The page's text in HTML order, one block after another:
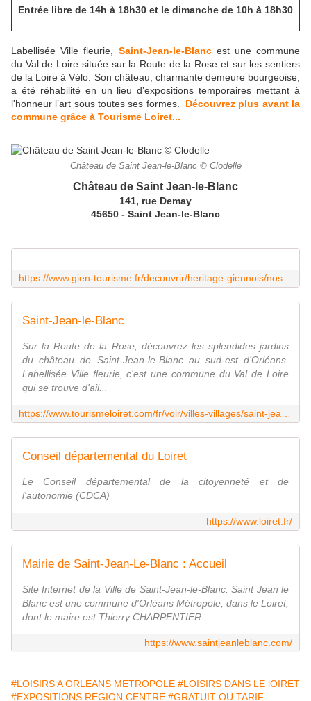
Entrée libre de 14h à 18h30 et le dimanche de 10h à 18h30
Labellisée Ville fleurie, Saint-Jean-le-Blanc est une commune
du Val de Loire située sur la Route de la Rose et sur les sentiers
de la Loire à Vélo. Son château, charmante demeure bourgeoise,
a été réhabilité en un lieu d’expositions temporaires mettant à
l'honneur l’art sous toutes ses formes. Découvrez plus avant la
commune grâce à Tourisme Loiret...
Château de Saint Jean-le-Blanc © Clodelle
Château de Saint Jean-le-Blanc
141, rue Demay
45650 - Saint Jean-le-Blanc
Saint-Jean-le-Blanc
Sur la Route de la Rose, découvrez les splendides jardins
du château de Saint-Jean-le-Blanc au sud-est d'Orléans.
Labellisée Ville fleurie, c'est une commune du Val de Loire
qui se trouve d'ail...
Conseil départemental du Loiret
Le Conseil départemental de la citoyenneté et de
l'autonomie (CDCA)
https://www.loiret.fr/
Mairie de Saint-Jean-Le-Blanc : Accueil
Site Internet de la Ville de Saint-Jean-le-Blanc. Saint Jean le
Blanc est une commune d'Orléans Métropole, dans le Loiret,
dont le maire est Thierry CHARPENTIER
https://www.saintjeanleblanc.com/
#LOISIRS A ORLEANS METROPOLE #LOISIRS DANS LE lOIRET
#EXPOSITIONS REGION CENTRE #GRATUIT OU TARIF